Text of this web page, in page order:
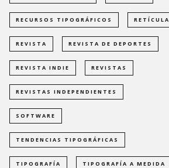
RECURSOS TIPOGRÁFICOS RETÍCULA
REVISTA REVISTA DE DEPORTES
REVISTA INDIE REVISTAS
REVISTAS INDEPENDIENTES
SOFTWARE
TENDENCIAS TIPOGRÁFICAS
TIPOGRAFÍA TIPOGRAFÍA A MEDIDA